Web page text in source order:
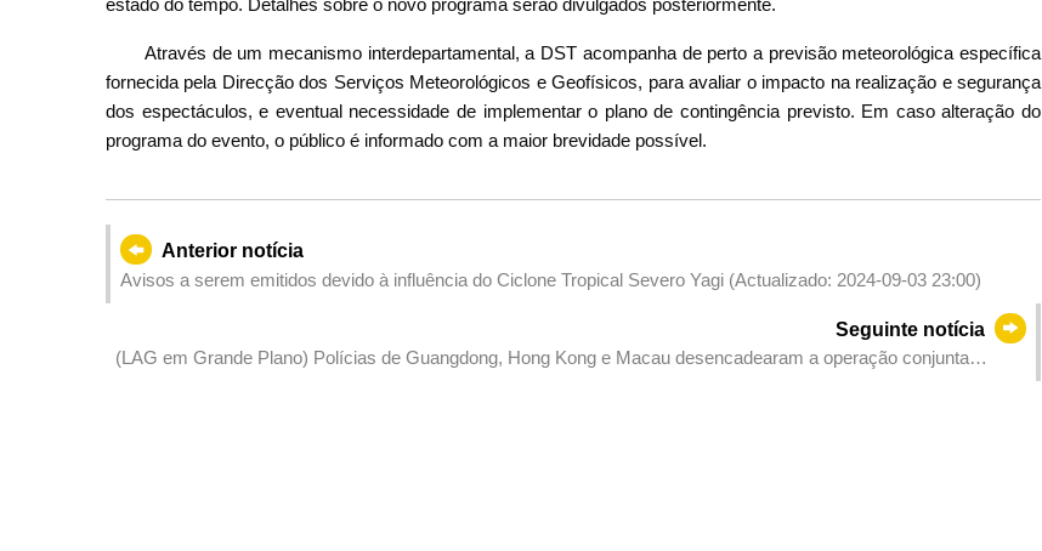
Através de um mecanismo interdepartamental, a DST acompanha de perto a previsão meteorológica específica
fornecida pela Direcção dos Serviços Meteorológicos e Geofísicos, para avaliar o impacto na realização e segurança
dos espectáculos, e eventual necessidade de implementar o plano de contingência previsto. Em caso alteração do
programa do evento, o público é informado com a maior brevidade possível.
Anterior notícia
Avisos a serem emitidos devido à influência do Ciclone Tropical Severo Yagi (Actualizado: 2024-09-03 23:00)
Seguinte notícia
(LAG em Grande Plano) Polícias de Guangdong, Hong Kong e Macau desencadearam a operação conjunta